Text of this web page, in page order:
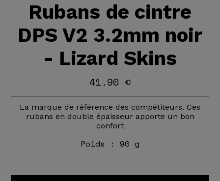
Rubans de cintre
DPS V2 3.2mm noir
- Lizard Skins
41.90 €
La marque de référence des compétiteurs. Ces
rubans en double épaisseur apporte un bon
confort
Poids : 90 g